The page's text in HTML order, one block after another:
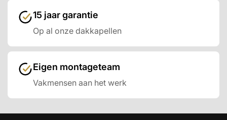
15 jaar garantie
Op al onze dakkapellen
Eigen montageteam
Vakmensen aan het werk